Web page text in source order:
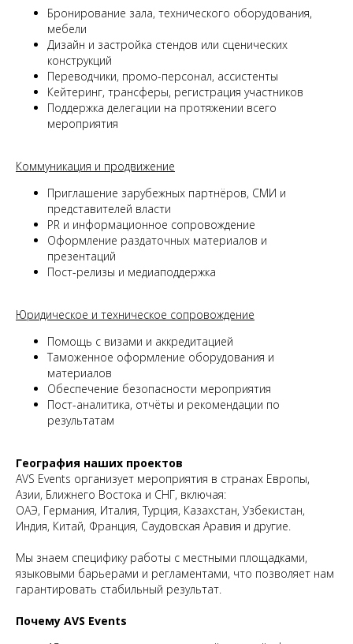
Бронирование зала, технического оборудования,
мебели
Дизайн и застройка стендов или сценических
конструкций
Переводчики, промо-персонал, ассистенты
Кейтеринг, трансферы, регистрация участников
Поддержка делегации на протяжении всего
мероприятия
Коммуникация и продвижение
Приглашение зарубежных партнёров, СМИ и
представителей власти
PR и информационное сопровождение
Оформление раздаточных материалов и
презентаций
Пост-релизы и медиаподдержка
Юридическое и техническое сопровождение
Помощь с визами и аккредитацией
Таможенное оформление оборудования и
материалов
Обеспечение безопасности мероприятия
Пост-аналитика, отчёты и рекомендации по
результатам
География наших проектов
AVS Events организует мероприятия в странах Европы,
Азии, Ближнего Востока и СНГ, включая:
ОАЭ, Германия, Италия, Турция, Казахстан, Узбекистан,
Индия, Китай, Франция, Саудовская Аравия и другие.
Мы знаем специфику работы с местными площадками,
языковыми барьерами и регламентами, что позволяет нам
гарантировать стабильный результат.
Почему AVS Events